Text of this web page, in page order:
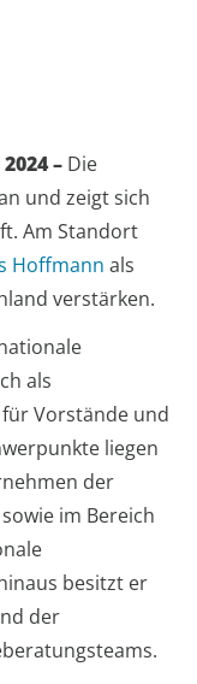
– Die
und zeigt sich
Am Standort
Hoffmann als
verstärken.
als
Vorstände und
liegen
der
im Bereich
besitzt er
der